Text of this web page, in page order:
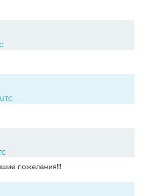
пожелания!!!